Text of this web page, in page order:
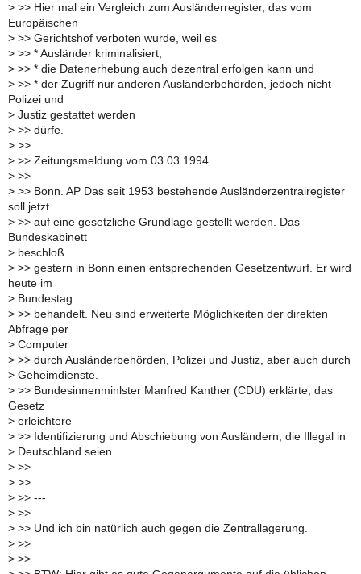
> >> Hier mal ein Vergleich zum Ausländerregister, das vom
Europäischen
> >> Gerichtshof verboten wurde, weil es
> >> * Ausländer kriminalisiert,
> >> * die Datenerhebung auch dezentral erfolgen kann und
> >> * der Zugriff nur anderen Ausländerbehörden, jedoch nicht
Polizei und
> Justiz gestattet werden
> >> dürfe.
> >>
> >> Zeitungsmeldung vom 03.03.1994
> >>
> >> Bonn. AP Das seit 1953 bestehende Ausländerzentrairegister
soll jetzt
> >> auf eine gesetzliche Grundlage gestellt werden. Das
Bundeskabinett
> beschloß
> >> gestern in Bonn einen entsprechenden Gesetzentwurf. Er wird
heute im
> Bundestag
> >> behandelt. Neu sind erweiterte Möglichkeiten der direkten
Abfrage per
> Computer
> >> durch Ausländerbehörden, Polizei und Justiz, aber auch durch
> Geheimdienste.
> >> Bundesinnenminlster Manfred Kanther (CDU) erklärte, das
Gesetz
> erleichtere
> >> Identifizierung und Abschiebung von Ausländern, die Illegal in
> Deutschland seien.
> >>
> >>
> >> ---
> >>
> >> Und ich bin natürlich auch gegen die Zentrallagerung.
> >>
> >>